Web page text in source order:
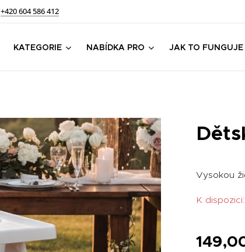
+420 604 586 412
KATEGORIE NABÍDKA PRO JAK TO FUNGUJE
Vysokou
K